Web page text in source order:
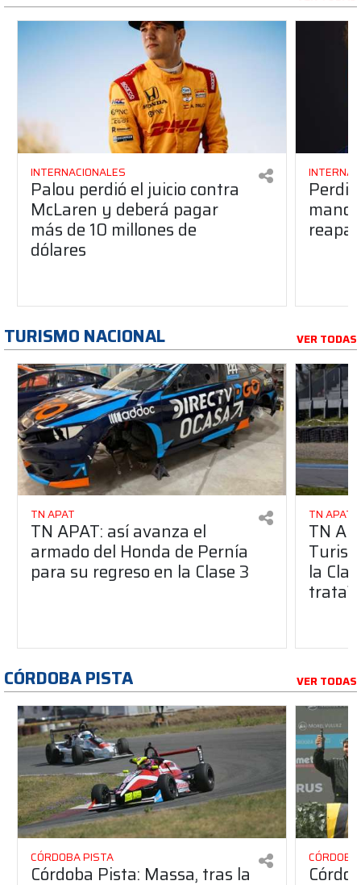
INTERNACIONALES
Palou perdió el juicio contra
McLaren y deberá pagar
más de 10 millones de
dólares
TURISMO NACIONAL VER TODAS
TN APAT
TN APAT: así avanza el
armado del Honda de Pernía
para su regreso en la Clase 3
TN APAT
TN
la
trata?
CÓRDOBA PISTA VER TODAS
CÓRDOBA PISTA
Córdoba Pista: Massa, tras la